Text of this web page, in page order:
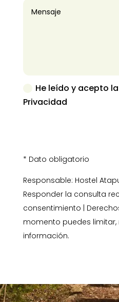
He leído y acepto
Privacidad
* Dato obligatorio
Responsable: Hostel
Responder la consulta
consentimiento |
momento puedes
información.